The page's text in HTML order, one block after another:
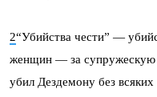
2“Убийства чести” —
женщин — за супружескую
убил Дездемону без